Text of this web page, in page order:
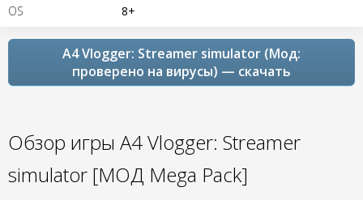
OS 8+
A4 Vlogger: Streamer simulator (Мод:
проверено на вирусы) — скачать
Обзор игры A4 Vlogger: Streamer
simulator [МОД Mega Pack]